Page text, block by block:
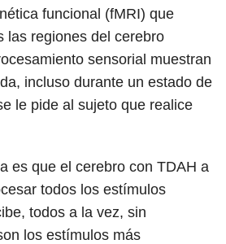
funcional (fMRI) que
las regiones del cerebro
sensorial muestran
incluso durante un estado de
le pide al sujeto que realice
es que el cerebro con TDAH a
todos los estímulos
todos a la vez, sin
los estímulos más